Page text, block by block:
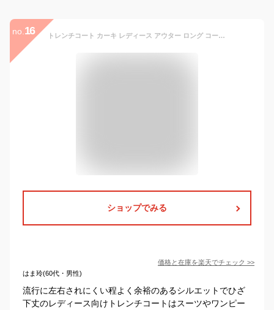
no. 16 トレンチコート カーキ レディース アウター ロング コート スプリングコート 羽織り 入学式 卒業式 入園式 卒園式 大きいサイズ きれいめ 20代 30代 40代 50代 60代 オリジナル 通勤 冬 [NO.12-72-15] バレンタインデー
ショップでみる
価格と在庫を楽天でチェック >>
はま玲(60代・男性)
流行に左右されにくい程よく余裕のあるシルエットでひざ
下丈のレディース向けトレンチコートはスーツやワンピー